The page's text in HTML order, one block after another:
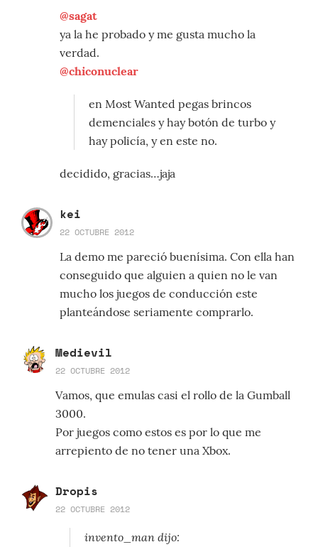
@sagat
ya la he probado y me gusta mucho la
verdad.
@chiconuclear
en Most Wanted pegas brincos
demenciales y hay botón de turbo y
hay policía, y en este no.
decidido, gracias…jaja
kei
22 OCTUBRE 2012
La demo me pareció buenísima. Con ella han
conseguido que alguien a quien no le van
mucho los juegos de conducción este
planteándose seriamente comprarlo.
Medievil
22 OCTUBRE 2012
Vamos, que emulas casi el rollo de la Gumball
3000.
Por juegos como estos es por lo que me
arrepiento de no tener una Xbox.
Dropis
22 OCTUBRE 2012
invento_man dijo: